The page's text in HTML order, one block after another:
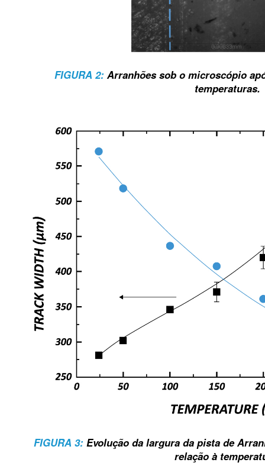
FIGURA 2:Arranhões sob o microscópio
temperaturas.
FIGURA 3: Evolução da largura da pista de
relação à